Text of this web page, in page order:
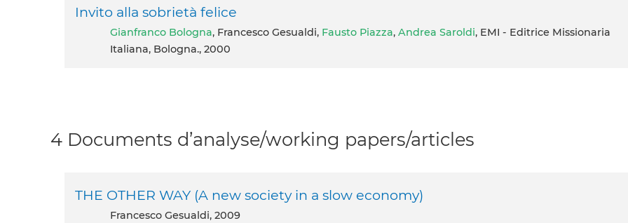
Invito alla sobrietà felice
Gianfranco Bologna, Francesco Gesualdi, Fausto Piazza, Andrea Saroldi, EMI - Editrice Missionaria
Italiana, Bologna., 2000
4 Documents d’analyse/working papers/articles
THE OTHER WAY (A new society in a slow economy)
Francesco Gesualdi, 2009